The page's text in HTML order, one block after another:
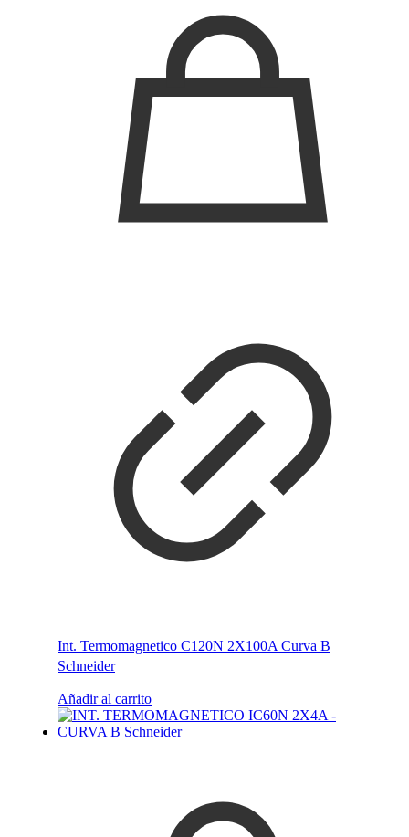
Int. Termomagnetico C120N 2X100A Curva B
Schneider
Añadir al carrito